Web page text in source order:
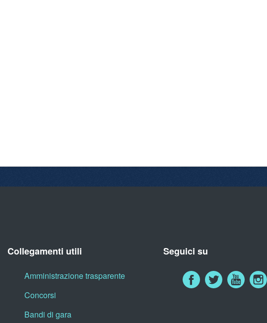
Collegamenti utili
Amministrazione trasparente
Concorsi
Bandi di gara
Seguici su